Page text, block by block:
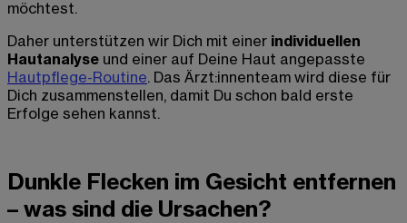
möchtest.
Daher unterstützen wir Dich mit einer individuellen
Hautanalyse und einer auf Deine Haut angepasste
Hautpflege-Routine. Das Ärzt:innenteam wird diese für
Dich zusammenstellen, damit Du schon bald erste
Erfolge sehen kannst.
Dunkle Flecken im Gesicht entfernen
– was sind die Ursachen?